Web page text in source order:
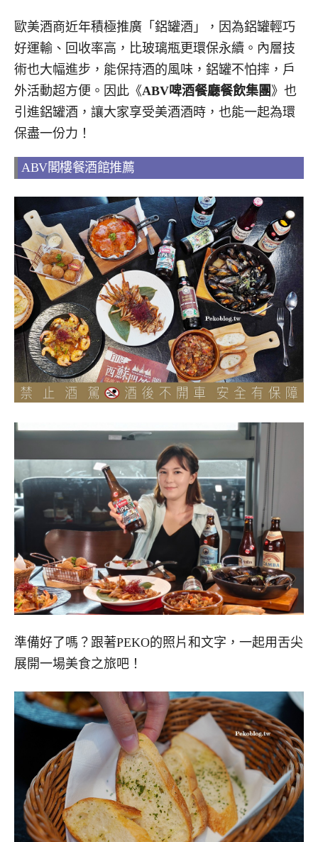
歐美酒商近年積極推廣「鋁罐酒」，因為鋁罐輕巧
好運輸、回收率高，比玻璃瓶更環保永續。內層技
術也大幅進步，能保持酒的風味，鋁罐不怕摔，戶
外活動超方便。因此《ABV啤酒餐廳餐飲集團 》也
引進鋁罐酒，讓大家享受美酒酒時，也能一起為環
保盡一份力！
ABV閣樓餐酒館推薦
準備好了嗎？跟著PEKO的照片和文字，一起用舌尖
展開一場美食之旅吧！